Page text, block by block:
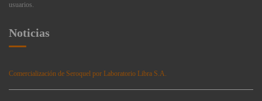
usuarios.
Noticias
Comercialización de Seroquel por Laboratorio Libra S.A.